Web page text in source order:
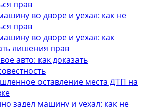
прав
во дворе и уехал: как не
прав
во дворе и уехал: как
лишения прав
авто: как доказать
оставление места ДТП на
задел машину и уехал: как не